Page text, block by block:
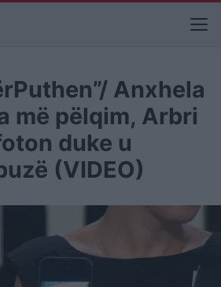
Anxhela
më pëlqim, Arbri
duke u
(VIDEO)